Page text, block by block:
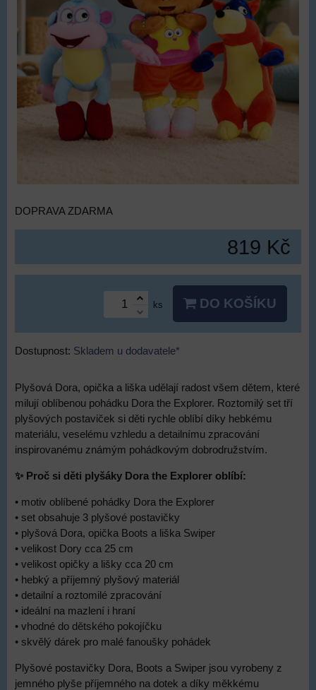
DOPRAVA ZDARMA
819 Kč
ks DO KOŠÍKU
Dostupnost: Skladem u dodavatele*
Plyšová Dora, opička a liška udělají radost všem dětem, které
milují oblíbenou pohádku Dora the Explorer. Roztomilý set tří
plyšových postaviček si děti rychle oblíbí díky hebkému
materiálu, veselému vzhledu a detailnímu zpracování
inspirovanému známým pohádkovým dobrodružstvím.
✨ Proč si děti plyšáky Dora the Explorer oblíbí:
• motiv oblíbené pohádky Dora the Explorer
• set obsahuje 3 plyšové postavičky
• plyšová Dora, opička Boots a liška Swiper
• velikost Dory cca 25 cm
• velikost opičky a lišky cca 20 cm
• hebký a příjemný plyšový materiál
• detailní a roztomilé zpracování
• ideální na mazlení i hraní
• vhodné do dětského pokojíčku
• skvělý dárek pro malé fanoušky pohádek
Plyšové postavičky Dora, Boots a Swiper jsou vyrobeny z
jemného plyše příjemného na dotek a díky měkkému